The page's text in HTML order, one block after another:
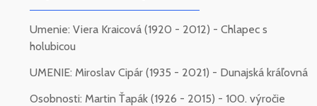
Umenie: Viera Kraicová (1920 - 2012) - Chlapec s
holubicou
UMENIE: Miroslav Cipár (1935 - 2021) - Dunajská kráľovná
Osobnosti: Martin Ťapák (1926 - 2015) - 100. výročie